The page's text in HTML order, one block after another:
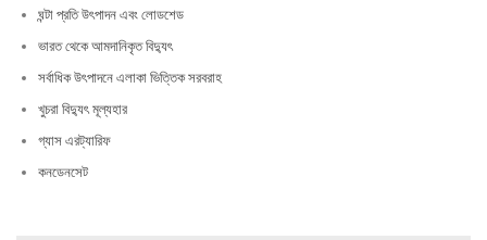
ঘন্টা প্রতি উৎপাদন এবং লোডশেড
ভারত থেকে আমদানিকৃত বিদ্যুৎ
সর্বাধিক উৎপাদনে এলাকা ভিত্তিক সরবরাহ
খুচরা বিদ্যুৎ মূল্যহার
গ্যাস এরট্যারিফ
কনডেনসেট